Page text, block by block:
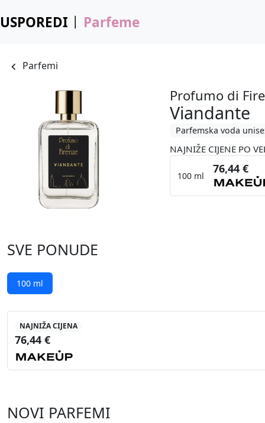
USPOREDI Parfeme
Parfemi
Profumo di
Viandante
Parfemska voda
NAJNIŽE CIJENE PO
100 ml
76,44 €
SVE PONUDE
100 ml
NAJNIŽA CIJENA
76,44 €
NOVI PARFEMI